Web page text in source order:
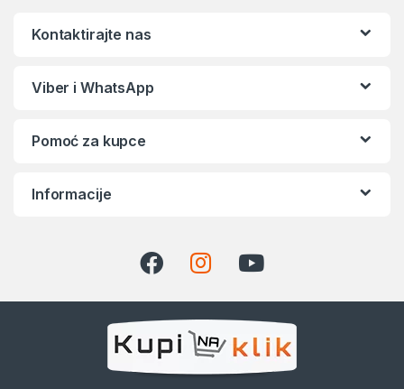
Kontaktirajte nas
Viber i WhatsApp
Pomoć za kupce
Informacije